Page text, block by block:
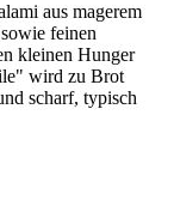
aus magerem
feinen
kleinen Hunger
wird zu Brot
scharf, typisch